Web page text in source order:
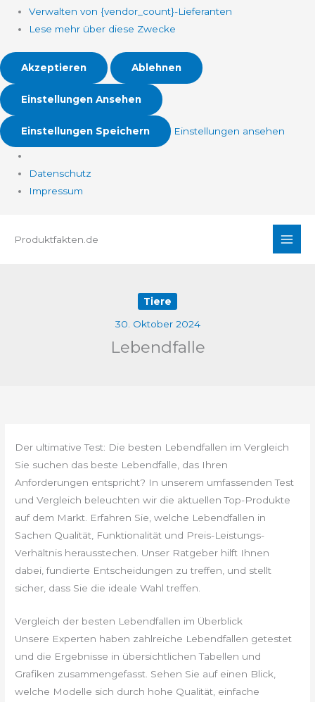
Verwalten von {vendor_count}-Lieferanten
Lese mehr über diese Zwecke
Akzeptieren Ablehnen
Einstellungen Ansehen
Einstellungen Speichern Einstellungen ansehen
Datenschutz
Impressum
InhaltProduktfakten.de
Tiere
30. Oktober 2024
Lebendfalle
Der ultimative Test: Die besten Lebendfallen im Vergleich
Sie suchen das beste Lebendfalle, das Ihren
Anforderungen entspricht? In unserem umfassenden Test
und Vergleich beleuchten wir die aktuellen Top-Produkte
auf dem Markt. Erfahren Sie, welche Lebendfallen in
Sachen Qualität, Funktionalität und Preis-Leistungs-
Verhältnis herausstechen. Unser Ratgeber hilft Ihnen
dabei, fundierte Entscheidungen zu treffen, und stellt
sicher, dass Sie die ideale Wahl treffen.
Vergleich der besten Lebendfallen im Überblick
Unsere Experten haben zahlreiche Lebendfallen getestet
und die Ergebnisse in übersichtlichen Tabellen und
Grafiken zusammengefasst. Sehen Sie auf einen Blick,
welche Modelle sich durch hohe Qualität, einfache